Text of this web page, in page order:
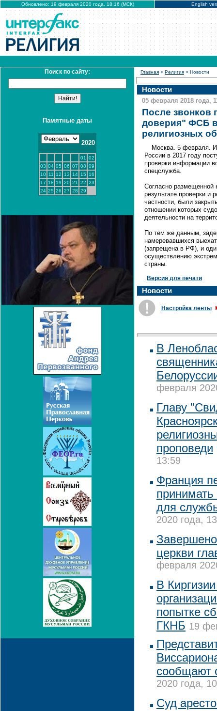
Обновлено: 19 февраля 2020 года, 18:16 (МСК) English
Поиск по сайту:
Памятные даты
2020
01
02
03 04 05 06 07 08 09
10
11 12 13 14 15
16
17 18 19 20 21 22 23
24 25 26 27 28 29
Главная > Религия > Новости
Новости
05 февраля 2018 года,
После звонков
доверия" ФСБ в
религиозных
Москва. 5 февраля.
России в 2017 году
проверки информации
спецслужба.
Согласно размещенной
результате проверки и
частности, были
отношении которых
деятельности на
По тем же данным,
намеревавшихся
(запрещена в РФ), и
осуществлению
страны.
Версия для печати
Новости
Настройка ленты
В
февраля
Главу
проповеди
13:59
Франция
для
2020 года,
церкви
февраля
В
попытке
ГКНБ 19
сообщают
2020 года,
Суд